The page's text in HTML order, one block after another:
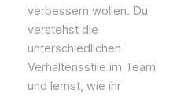
verbessern wollen. Du
verstehst die
unterschiedlichen
Verhältensstile im Team
und lernst, wie ihr